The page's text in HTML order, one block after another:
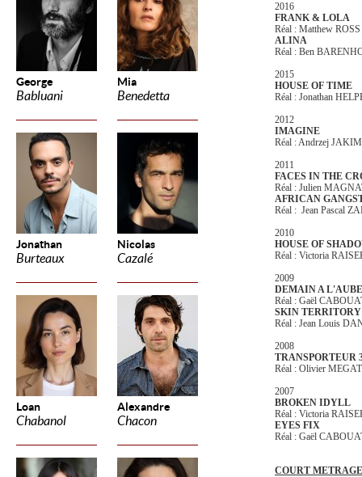
George
Babluani
Mia
Benedetta
Jonathan
Burteaux
Nicolas
Cazalé
Loan
Chabanol
Alexandre
Chacon
2016
FRANK & LOLA
Réal : Matthew ROSS
ALINA
Réal : Ben
2015
HOUSE OF TIME
Réal : Jonathan
2012
IMAGINE
Réal : Andrzej
2011
FACES IN THE
Réal : Julien
AFRICAN
Réal : Jean Pascal
2010
HOUSE OF
Réal : Victoria
2009
DEMAIN A L'AUBE
Réal : Gaël
SKIN
Réal : Jean Louis
2008
TRANSPORTEUR
Réal : Olivier
2007
BROKEN IDYLL
Réal : Victoria
EYES FIX
Réal : Gaël
COURT METRAGE